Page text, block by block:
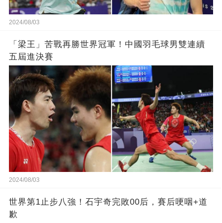
2024/08/03
「梁王」苦戰再勝世界冠軍！中國羽毛球男雙連續
五屆進決賽
2024/08/03
世界第1止步八強！石宇奇完敗00后，賽后哽咽+道
歉